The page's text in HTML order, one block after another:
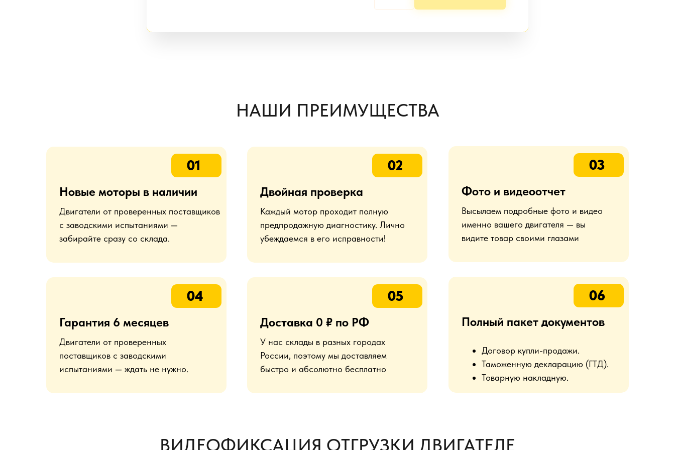
НАШИ ПРЕИМУЩЕСТВА
Двигатели от проверенных поставщиков
с заводскими испытаниями —
забирайте сразу со склада.
Новые моторы в наличии
01
Каждый мотор проходит полную
предпродажную диагностику. Лично
убеждаемся в его исправности!
Двойная проверка
02
Высылаем подробные фото и видео
именно вашего двигателя — вы
видите товар своими глазами
Фото и видеоотчет
03
Двигатели от проверенных
поставщиков с заводскими
испытаниями — ждать не нужно.
Гарантия 6 месяцев
04
У нас склады в разных городах
России, поэтому мы доставляем
быстро и абсолютно бесплатно
Доставка 0 ₽ по РФ
05
Договор купли-продажи.
Таможенную декларацию (ГТД).
Товарную накладную.
Полный пакет документов
06
ВИДЕОФИКСАЦИЯ ОТГРУЗКИ ДВИГАТЕЛЕ